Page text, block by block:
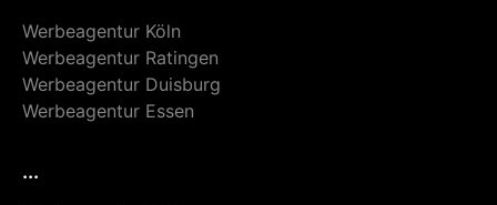
Werbeagentur Köln
Werbeagentur Ratingen
Werbeagentur Duisburg
Werbeagentur Essen
...